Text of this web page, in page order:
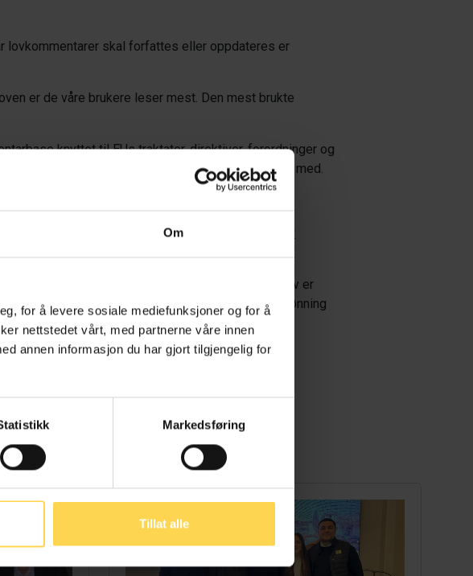
Om
for å levere sosiale mediefunksjoner og for å
nettstedet vårt, med partnerne våre innen
annen informasjon du har gjort tilgjengelig for
Markedsføring
Tillat alle
lovkommentarer skal forfattes eller oppdateres er
er de våre brukere leser mest. Den mest brukte
knyttet til EUs traktater, direktiver, forordninger og
publikasjoner fra andre forlag de samarbeider med.
en av Karnovs 563 forfattere.I artikkelen forklarer
Resul, er både inspirerende og dyktige. Karnov er
faglige gjennomgangen fra Gunhild Storbekkrønning